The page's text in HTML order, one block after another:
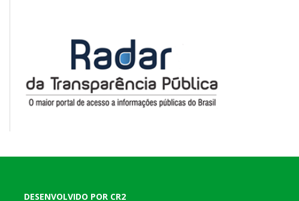
DESENVOLVIDO POR CR2